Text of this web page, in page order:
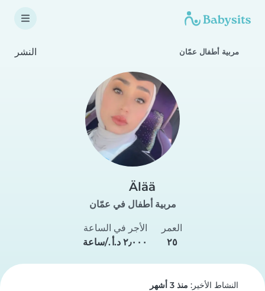
مربية أطفال عمّان النشر
Älää
مربية أطفال في عمّان
العمر
٢٥
الأجر في الساعة
النشاط الأخير: منذ 3 أشهر